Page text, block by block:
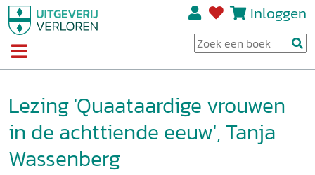
Inloggen
Lezing 'Quaataardige vrouwen
in de achttiende eeuw', Tanja
Wassenberg